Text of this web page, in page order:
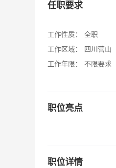
任职要求
工作性质：
全职
工作区域：
四川营山
工作年限：
不限要求
职位亮点
职位详情